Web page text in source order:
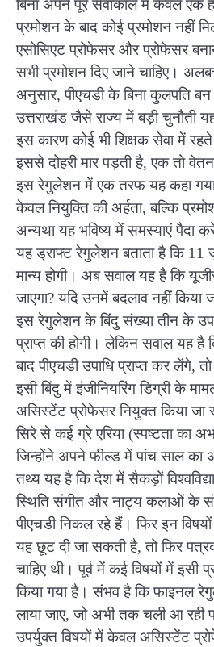
बिना अपने पूरे सेवाकाल में केवल एक
प्रमोशन के बाद कोई प्रमोशन नहीं
एसोसिएट प्रोफेसर और प्रोफेसर
सभी प्रमोशन दिए जाने चाहिए।
अनुसार, पीएचडी के बिना कुलपति
उत्तराखंड जैसे राज्य में बड़ी चुनौती
इस कारण कोई भी शिक्षक सेवा में
इससे दोहरी मार पड़ती है, एक तो
इस रेगुलेशन में एक तरफ यह कहा गया
केवल नियुक्ति की अर्हता, बल्कि
अन्यथा यह भविष्य में समस्याएं पैदा
यह ड्राफ्ट रेगुलेशन बताता है कि 11
मान्य होगी। अब सवाल यह है कि
जाएगा? यदि उनमें बदलाव नहीं किया
इस रेगुलेशन के बिंदु संख्या तीन के उप-
प्राप्त की होगी। लेकिन सवाल यह
बाद पीएचडी उपाधि प्राप्त कर लेंगे,
इसी बिंदु में इंजीनियरिंग डिग्री के
असिस्टेंट प्रोफेसर नियुक्त किया जा
सिरे से कई ग्रे एरिया (स्पष्टता का
जिन्होंने अपने फील्ड में पांच साल का
तथ्य यह है कि देश में सैकड़ों
स्थिति संगीत और नाट्य कलाओं के
पीएचडी निकल रहे हैं। फिर इन
यह छूट दी जा सकती है, तो फिर
चाहिए थी। पूर्व में कई विषयों में इसी
किया गया है। संभव है कि फाइनल
लाया जाए, जो अभी तक चली आ रही
उपर्युक्त विषयों में केवल असिस्टेंट